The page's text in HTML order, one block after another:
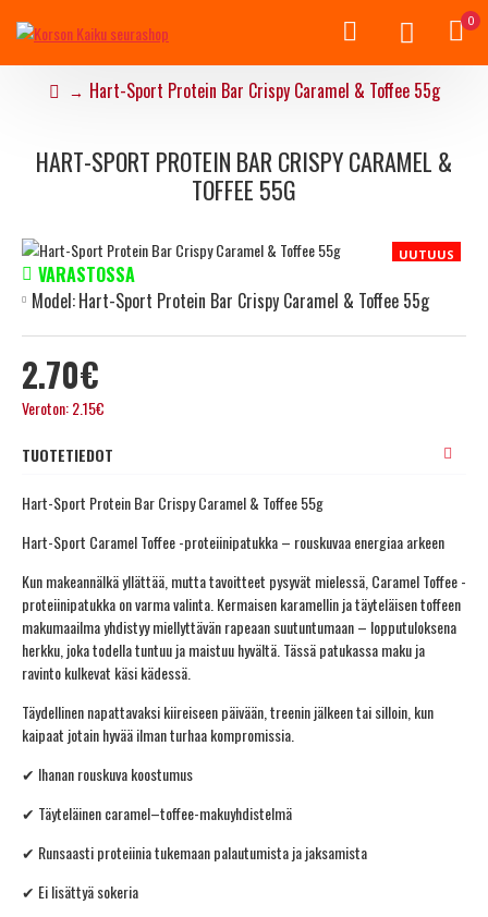
0
Hart-Sport Protein Bar Crispy Caramel & Toffee 55g
HART-SPORT PROTEIN BAR CRISPY CARAMEL &
TOFFEE 55G
UUTUUS
2.70€
Veroton: 2.15€
VARASTOSSA
Model:Hart-Sport Protein Bar Crispy Caramel & Toffee 55g
TUOTETIEDOT
Hart-Sport Protein Bar Crispy Caramel & Toffee 55g
Hart-Sport Caramel Toffee -proteiinipatukka – rouskuvaa energiaa arkeen
Kun makeannälkä yllättää, mutta tavoitteet pysyvät mielessä, Caramel Toffee -
proteiinipatukka on varma valinta. Kermaisen karamellin ja täyteläisen toffeen
makumaailma yhdistyy miellyttävän rapeaan suutuntumaan – lopputuloksena
herkku, joka todella tuntuu ja maistuu hyvältä. Tässä patukassa maku ja
ravinto kulkevat käsi kädessä.
Täydellinen napattavaksi kiireiseen päivään, treenin jälkeen tai silloin, kun
kaipaat jotain hyvää ilman turhaa kompromissia.
✔ Ihanan rouskuva koostumus
✔ Täyteläinen caramel–toffee-makuyhdistelmä
✔ Runsaasti proteiinia tukemaan palautumista ja jaksamista
✔ Ei lisättyä sokeria